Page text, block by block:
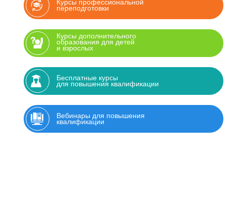
Курсы профессиональной
переподготовки
Курсы дополнительного
образования для детей
и взрослых
Бесплатные курсы
для повышения квалификации
Вебинары для повышения
квалификации